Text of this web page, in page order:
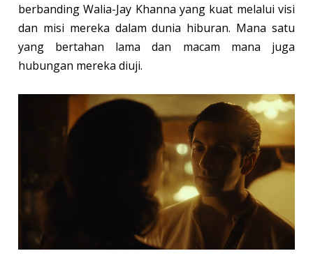
berbanding Walia-Jay Khanna yang kuat melalui visi
dan misi mereka dalam dunia hiburan. Mana satu
yang bertahan lama dan macam mana juga
hubungan mereka diuji.